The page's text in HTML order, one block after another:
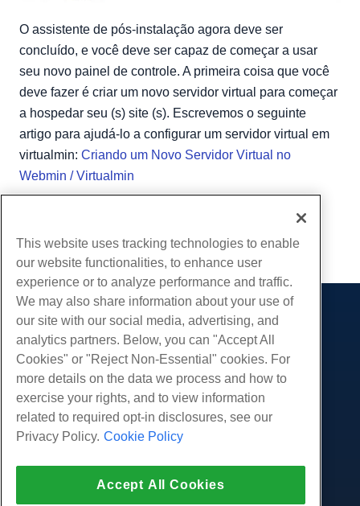
O assistente de pós-instalação agora deve ser
concluído, e você deve ser capaz de começar a usar
seu novo painel de controle. A primeira coisa que você
deve fazer é criar um novo servidor virtual para começar
a hospedar seu (s) site (s). Escrevemos o seguinte
artigo para ajudá-lo a configurar um servidor virtual em
virtualmin: Criando um Novo Servidor Virtual no
Webmin / Virtualmin
cópia de URL
Produtos
Hospedagem na web
Hospedagem Empresarial
Revendedor com etiqueta em branco
Linux gerenciado VPS
Windows não gerenciado VPS
Serviços
Migrações de sites
Comunidade
Documentação do Produto
Tutoriais
Companhia
Sobre nós
Contate-Nos
Apoio, suporte
This website uses tracking technologies to enable
our website functionalities, to enhance user
experience or to analyze performance and traffic.
We may also share information about your use of
our site with our social media, advertising, and
analytics partners. Below, you can "Accept All
Cookies" or "Reject Non-Essential" cookies. For
more details on the data we process and how to
exercise your rights, and to view information
related to required opt-in disclosures, see our
Privacy Policy. Cookie Policy
Accept All Cookies